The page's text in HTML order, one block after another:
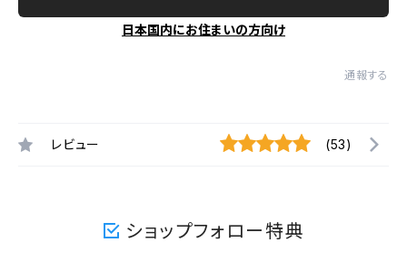
日本国内にお住まいの方向け
通報する
レビュー (53)
ショップフォロー特典